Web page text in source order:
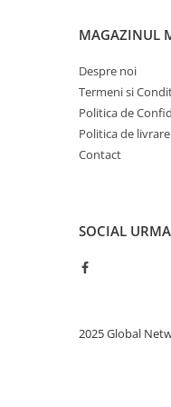
Top saltele 10 cm
Top saltele MemoHR 6.5
Saltele ieftine
Saltele cu plasa de arcuri
Saltele cu spuma
Mobilier bucatarie
Mese bucatarie
Scaune pentru bucatarie
Mobila bucatarie
Seturi mese si scaune
Mobilier hol
Portmantouri
Suport pentru umerase
MAGAZINUL
Despre noi
Termeni si
Politica de
Politica de livrare
Contact
SOCIAL
2025 Global